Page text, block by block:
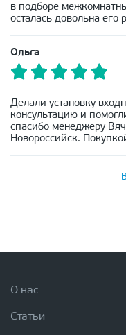
в подборе
осталась довольна его
Ольга
Делали установку
консультацию и
спасибо менеджеру
Новороссийск.
О нас
Статьи